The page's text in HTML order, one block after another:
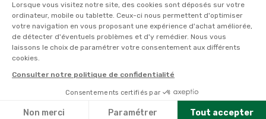
Lorsque vous visitez notre site, des cookies sont déposés sur votre
ordinateur, mobile ou tablette. Ceux-ci nous permettent d'optimiser
votre navigation en vous proposant une expérience d'achat améliorée,
de détecter d'éventuels problèmes et d'y remédier. Nous vous
laissons le choix de paramétrer votre consentement aux différents
cookies.
Consulter notre politique de confidentialité
Consentements certifiés par
Non merci Paramétrer Tout accepter
© Terres et eaux 2026
Politique de confidentialité
Mentions légales
CGV